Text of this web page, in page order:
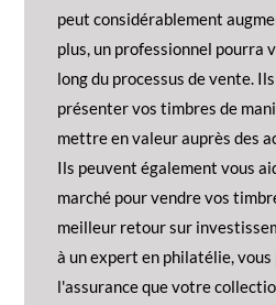
peut considérablement
plus, un professionnel pourra
long du processus de vente.
présenter vos timbres de
mettre en valeur auprès des
Ils peuvent également vous
marché pour vendre vos
meilleur retour sur
à un expert en philatélie,
l'assurance que votre